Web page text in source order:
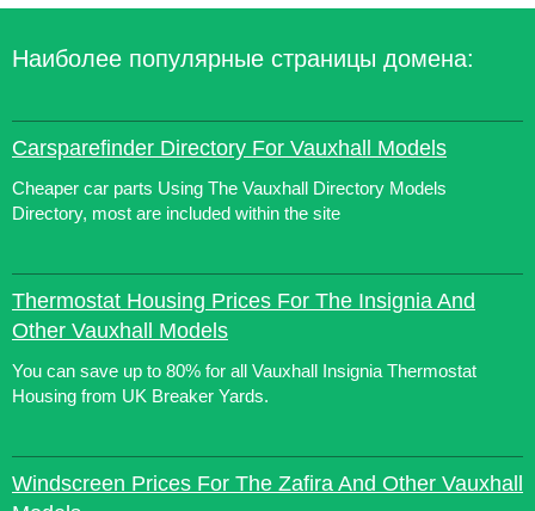
Наиболее популярные страницы домена:
Carsparefinder Directory For Vauxhall Models
Cheaper car parts Using The Vauxhall Directory Models
Directory, most are included within the site
Thermostat Housing Prices For The Insignia And
Other Vauxhall Models
You can save up to 80% for all Vauxhall Insignia Thermostat
Housing from UK Breaker Yards.
Windscreen Prices For The Zafira And Other Vauxhall